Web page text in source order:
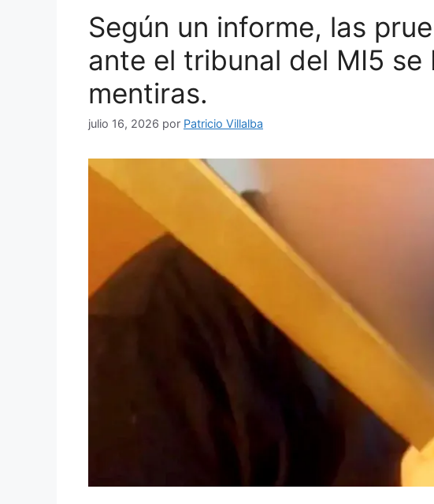
Según un informe, las
ante el tribunal del MI5 se
mentiras.
julio 16, 2026 por Patricio Villalba